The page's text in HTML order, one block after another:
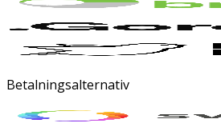
Betalningsalternativ